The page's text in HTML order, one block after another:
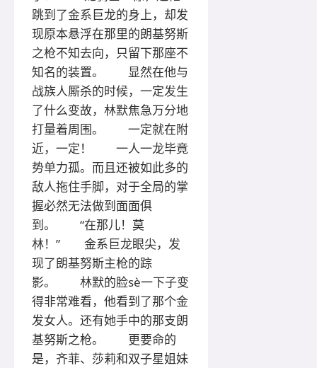
跳到了金系巨龙的身上，却发
现原本悬浮在那里的朗基努斯
之枪不知去向，只留下那座不
知名的装置。 显然在他与
战族人厮杀的时候，一定发生
了什么变故，林默焦急万分地
打量着周围。 一定就在附
近，一定！ 一人一龙毕竟
势单力孤。而且还被如此多的
敌人拖住手脚，对于全局的掌
握必然无法做到面面俱
到。 “在那儿！莫
林！” 金系巨龙眼尖，发
现了朗基努斯主枪的踪
影。 林默的脸sè一下子变
得非常难看，他看到了那个金
发女人。还有她手中的那支朗
基努斯之枪。 更要命的
是，齐菲、莎莉和双子星姐妹